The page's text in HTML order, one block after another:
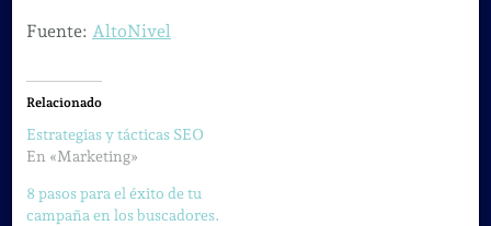
Fuente: AltoNivel
Relacionado
Estrategias y tácticas SEO
En «Marketing»
8 pasos para el éxito de tu
campaña en los buscadores.